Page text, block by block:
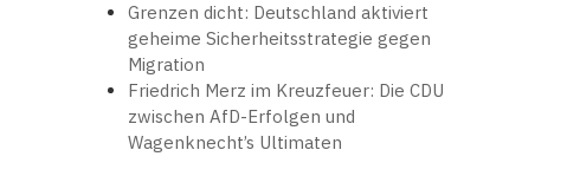
Grenzen dicht: Deutschland aktiviert
geheime Sicherheitsstrategie gegen
Migration
Friedrich Merz im Kreuzfeuer: Die CDU
zwischen AfD-Erfolgen und
Wagenknecht’s Ultimaten